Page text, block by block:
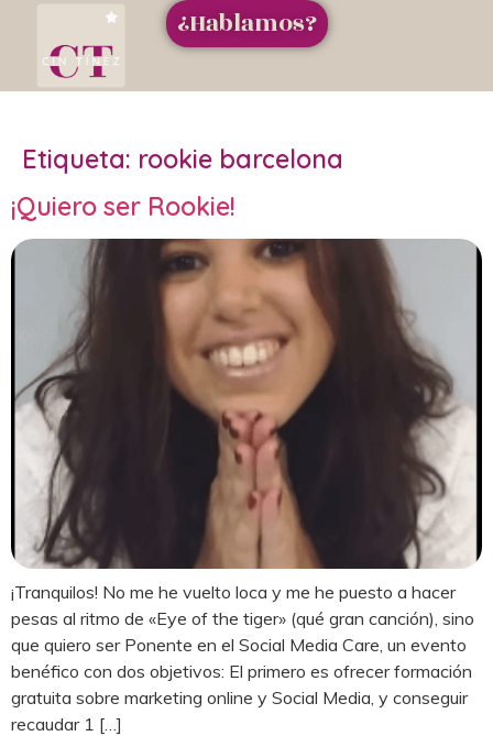
¿Hablamos?
Etiqueta: rookie barcelona
¡Quiero ser Rookie!
¡Tranquilos! No me he vuelto loca y me he puesto a hacer
pesas al ritmo de «Eye of the tiger» (qué gran canción), sino
que quiero ser Ponente en el Social Media Care, un evento
benéfico con dos objetivos: El primero es ofrecer formación
gratuita sobre marketing online y Social Media, y conseguir
recaudar 1 […]